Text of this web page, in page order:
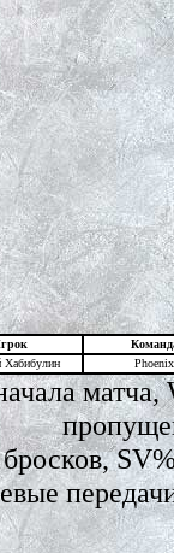
Хабибулин Phoenix